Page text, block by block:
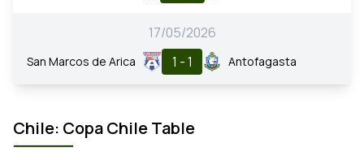
17/05/2026
San Marcos de Arica 1 - 1 Antofagasta
Chile: Copa Chile Table